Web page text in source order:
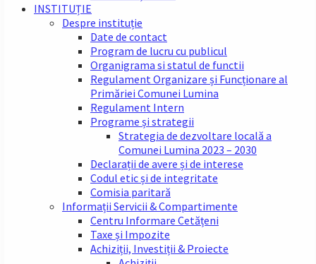
INSTITUȚIE
Despre instituție
Date de contact
Program de lucru cu publicul
Organigrama si statul de functii
Regulament Organizare și Funcționare al
Primăriei Comunei Lumina
Regulament Intern
Programe și strategii
Strategia de dezvoltare locală a
Comunei Lumina 2023 – 2030
Declarații de avere și de interese
Codul etic și de integritate
Comisia paritară
Informații Servicii & Compartimente
Centru Informare Cetățeni
Taxe și Impozite
Achiziții, Investiții & Proiecte